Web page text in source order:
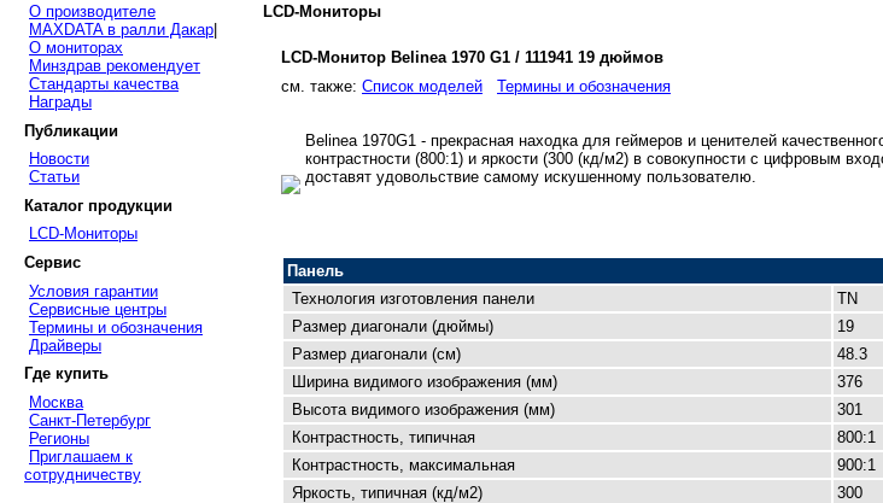
О производителе
MAXDATA в ралли Дакар
О мониторах
Минздрав рекомендует
Стандарты качества
Награды
Публикации
Новости
Статьи
Каталог продукции
LCD-Мониторы
Сервис
Условия гарантии
Сервисные центры
Термины и обозначения
Драйверы
Где купить
Москва
Санкт-Петербург
Регионы
Приглашаем к
сотрудничеству
LCD-Мониторы
LCD-Монитор Belinea 1970 G1 / 111941 19 дюймов
cм. также: Список моделей Термины и обозначения
Belinea 1970G1 - прекрасная находка для геймеров и ценителей
контрастности (800:1) и яркости (300 (кд/м2) в совокупности с цифровым
доставят удовольствие самому искушенному пользователю.
Панель
Технология изготовления панели
TN
Размер диагонали (дюймы)
19
Размер диагонали (см)
48.3
Ширина видимого изображения (мм)
376
Высота видимого изображения (мм)
301
Контрастность, типичная
800:1
Контрастность, максимальная
900:1
Яркость, типичная (кд/м2)
300